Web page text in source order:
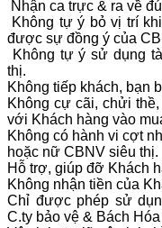
Nhận ca trực & ra về
Không tự ý bỏ vị trí
được sự đồng ý của
Không tự ý sử dụng
thị.
Không tiếp khách, bạn
Không cự cãi, chửi
với Khách hàng vào
Không có hành vi cợt
hoặc nữ CBNV siêu thị.
Hỗ trợ, giúp đỡ Khách
Không nhận tiền của
Chỉ được phép sử
C.ty bảo vệ & Bách